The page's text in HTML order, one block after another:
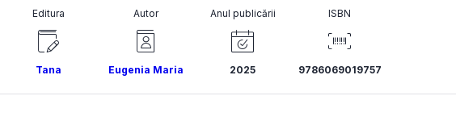
Editura
Tana
Autor
Eugenia Maria
Anul publicării
2025
ISBN
9786069019757